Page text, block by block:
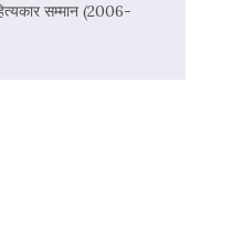
सम्मान (2006-